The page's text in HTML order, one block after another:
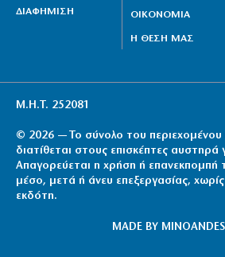
ΔΙΑΦΗΜΙΣΗ
ΟΙΚΟΝΟΜΙΑ
Η ΘΕΣΗ ΜΑΣ
Μ.Η.Τ. 252081
© 2026 — Το σύνολο του περιεχομένου
διατίθεται στους επισκέπτες
Απαγορεύεται η χρήση ή επανεκπομπή
μέσο, μετά ή άνευ επεξεργασίας,
εκδότη.
MADE BY